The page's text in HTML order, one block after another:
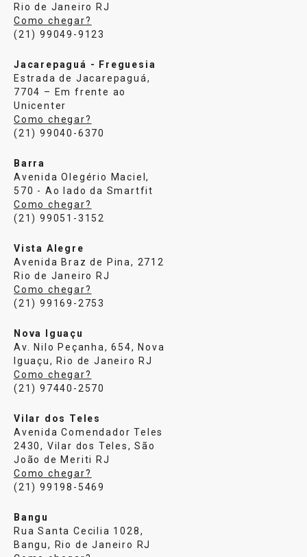
Rio de Janeiro RJ
Como chegar?
(21) 99049-9123
Jacarepaguá - Freguesia
Estrada de Jacarepaguá,
7704 – Em frente ao
Unicenter
Como chegar?
(21) 99040-6370
Barra
Avenida Olegério Maciel,
570 - Ao lado da Smartfit
Como chegar?
(21) 99051-3152
Vista Alegre
Avenida Braz de Pina, 2712
Rio de Janeiro RJ
Como chegar?
(21) 99169-2753
Nova Iguaçu
Av. Nilo Peçanha, 654, Nova
Iguaçu, Rio de Janeiro RJ
Como chegar?
(21) 97440-2570
Vilar dos Teles
Avenida Comendador Teles
2430, Vilar dos Teles, São
João de Meriti RJ
Como chegar?
(21) 99198-5469
Bangu
Rua Santa Cecilia 1028,
Bangu, Rio de Janeiro RJ